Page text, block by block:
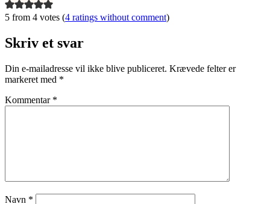
5 from 4 votes (4 ratings without comment)
Skriv et svar
Din e-mailadresse vil ikke blive publiceret. Krævede felter er
markeret med *
Kommentar *
Navn *